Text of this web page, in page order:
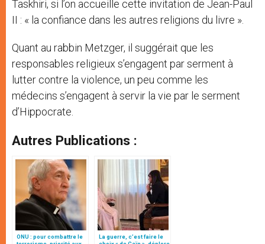
Taskhiri, si l’on accueille cette invitation de Jean-Paul
II : « la confiance dans les autres religions du livre ».
Quant au rabbin Metzger, il suggérait que les
responsables religieux s’engagent par serment à
lutter contre la violence, un peu comme les
médecins s’engagent à servir la vie par le serment
d’Hippocrate.
Autres Publications :
ONU : pour combattre le
La guerre, c’est faire le